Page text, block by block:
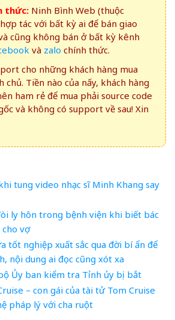
thức: Ninh Bình Web (thuộc
tác với bất kỳ ai để bán giao
cũng không bán ở bất kỳ kênh
và zalo chính thức.
cho những khách hàng mua
chủ. Tiền nào của nấy, khách hàng
ham rẻ để mua phải source code
và không có support về sau! Xin
tung video nhạc sĩ Minh Khang say
ly hôn trong bệnh viện khi biết bác
vợ
tốt nghiệp xuất sắc qua đời bí ẩn để
nội dung ai đọc cũng xót xa
Ủy ban kiểm tra Tỉnh ủy bị bắt
– con gái của tài tử Tom Cruise
pháp lý với cha ruột